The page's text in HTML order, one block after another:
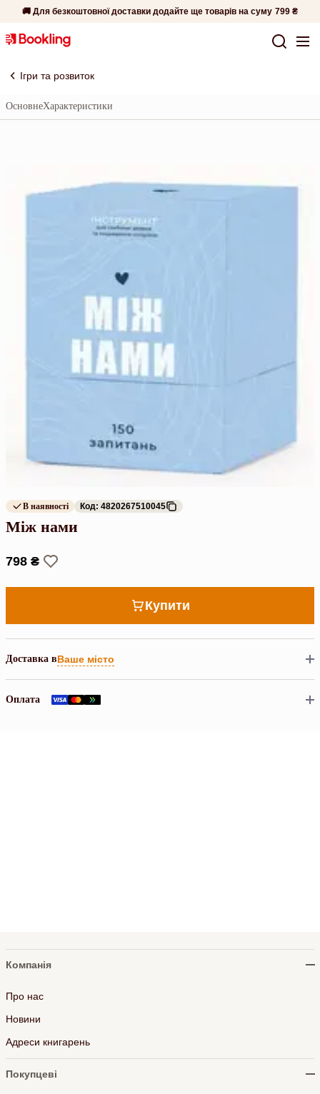
🚚 Для безкоштовної доставки додайте ще товарів на суму 799 ₴
Ігри та розвиток
ОсновнеХарактеристики
В наявності Код: 4820267510045
Між нами
798 ₴
Купити
Доставка вВаше місто
Оплата
Компанія
Про нас
Новини
Адреси книгарень
Покупцеві